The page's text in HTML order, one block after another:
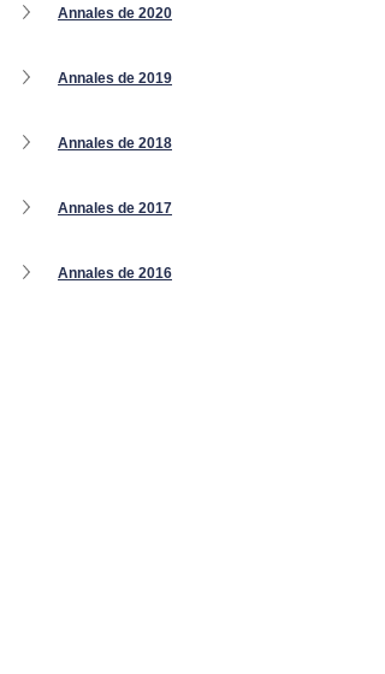
Annales de 2020
Annales de 2019
Annales de 2018
Annales de 2017
Annales de 2016